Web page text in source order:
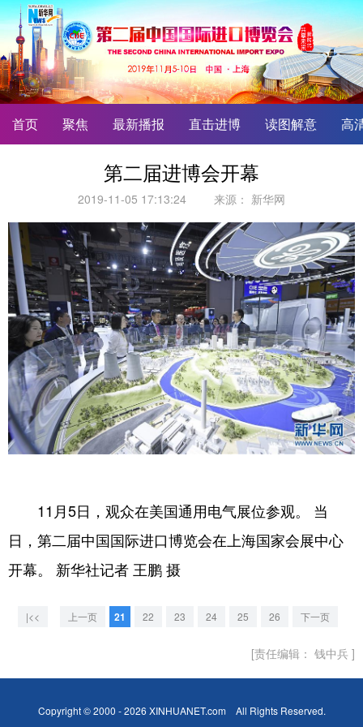
首页 聚焦 最新播报 直击进博 读图解意 高
第二届进博会开幕
2019-11-05 17:13:24 来源： 新华网
11月5日，观众在美国通用电气展位参观。 当
日，第二届中国国际进口博览会在上海国家会展中心
开幕。 新华社记者 王鹏 摄
|<< 上一页 21 22 23 24 25 26 下一页
[责任编辑： 钱中兵 ]
Copyright © 2000 - 2026 XINHUANET.com All Rights Reserved.